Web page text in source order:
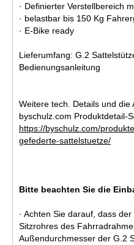
· Definierter Verstellbereich
· belastbar bis 150 Kg
· E-Bike ready
Lieferumfang: G.2
Bedienungsanleitung
Weitere tech. Details und
byschulz.com Produktdetail-
https://byschulz.com/
gefederte-sattelstuetze/
Bitte beachten Sie die
· Achten Sie darauf, dass
Sitzrohres des
Außendurchmesser der G.2